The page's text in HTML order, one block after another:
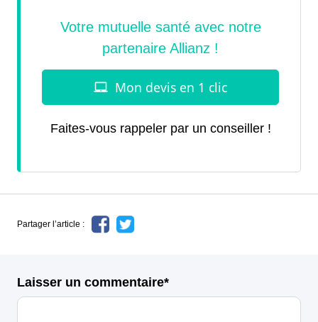
Faites-vous rappeler par un conseiller !
Partager l’article :
Laisser un commentaire*